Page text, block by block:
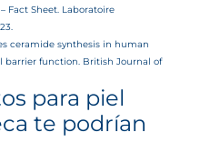
Fact Sheet. Laboratoire
ceramide synthesis in human
barrier function. British Journal of
para piel
te podrían